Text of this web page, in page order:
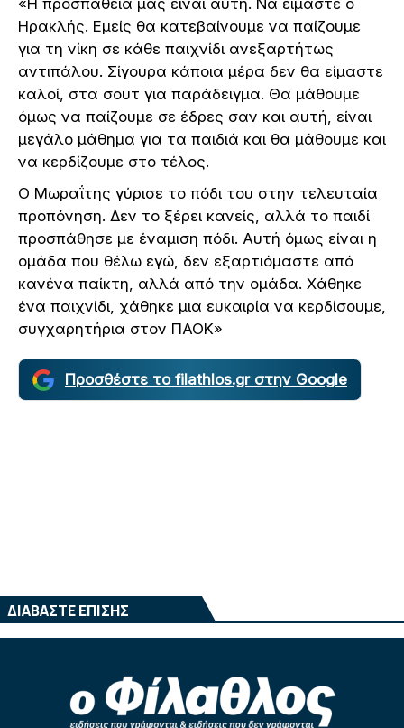
«Η προσπάθεια μας είναι αυτή. Να είμαστε ο
Ηρακλής. Εμείς θα κατεβαίνουμε να παίζουμε
για τη νίκη σε κάθε παιχνίδι ανεξαρτήτως
αντιπάλου. Σίγουρα κάποια μέρα δεν θα είμαστε
καλοί, στα σουτ για παράδειγμα. Θα μάθουμε
όμως να παίζουμε σε έδρες σαν και αυτή, είναι
μεγάλο μάθημα για τα παιδιά και θα μάθουμε και
να κερδίζουμε στο τέλος.
Ο Μωραΐτης γύρισε το πόδι του στην τελευταία
προπόνηση. Δεν το ξέρει κανείς, αλλά το παιδί
προσπάθησε με έναμιση πόδι. Αυτή όμως είναι η
ομάδα που θέλω εγώ, δεν εξαρτιόμαστε από
κανένα παίκτη, αλλά από την ομάδα. Χάθηκε
ένα παιχνίδι, χάθηκε μια ευκαιρία να κερδίσουμε,
συγχαρητήρια στον ΠΑΟΚ»
Προσθέστε το filathlos.gr στην Google
ΔΙΑΒΑΣΤΕ ΕΠΙΣΗΣ